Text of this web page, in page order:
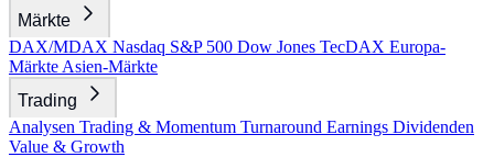
Märkte
DAX/MDAX Nasdaq S&P 500 Dow Jones TecDAX Europa-
Märkte Asien-Märkte
Trading
Analysen Trading & Momentum Turnaround Earnings Dividenden
Value & Growth